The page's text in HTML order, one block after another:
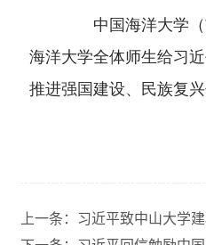
中国海洋大学（
海洋大学全体师生给习
推进强国建设、民族复
上一条：
习近平致中山大学